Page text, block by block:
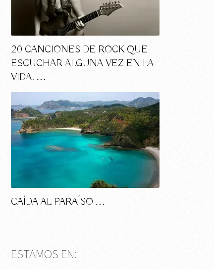
20 CANCIONES DE ROCK QUE
ESCUCHAR ALGUNA VEZ EN LA
VIDA. …
CAÍDA AL PARAÍSO …
ESTAMOS EN: